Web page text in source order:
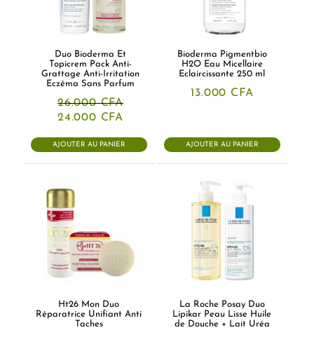
Duo Bioderma Et
Topicrem Pack Anti-
Grattage Anti-Irritation
Eczéma Sans Parfum
26.000CFA
Le
initial
était :
24.000 CFA
actuel
est :
AJOUTER AU PANIER
Bioderma Pigmentbio
H2O Eau Micellaire
Eclaircissante 250 ml
13.000 CFA
AJOUTER AU PANIER
Ht26 Mon Duo
Réparatrice Unifiant Anti
Taches
La Roche Posay Duo
Lipikar Peau Lisse Huile
de Douche + Lait Uréa